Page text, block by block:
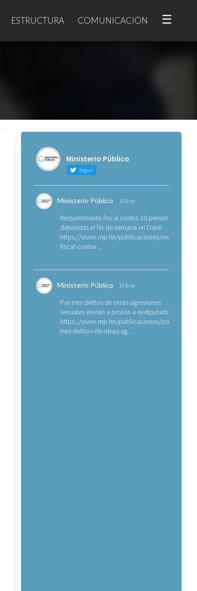
ESTRUCTURA COMUNICACIÓN ☰
Ministerio Público
Seguir
Ministerio Público 19 Ene
Requerimiento fiscal contra 10 personas
detenidas el fin de semana en Danlí
https://www.mp.hn/publicaciones/
fiscal-contra-...
Ministerio Público 19 Ene
Por tres delitos de otras agresiones
sexuales envían a prisión a exdiputado
https://www.mp.hn/publicaciones/por-
tres-delitos-de-otras-ag...